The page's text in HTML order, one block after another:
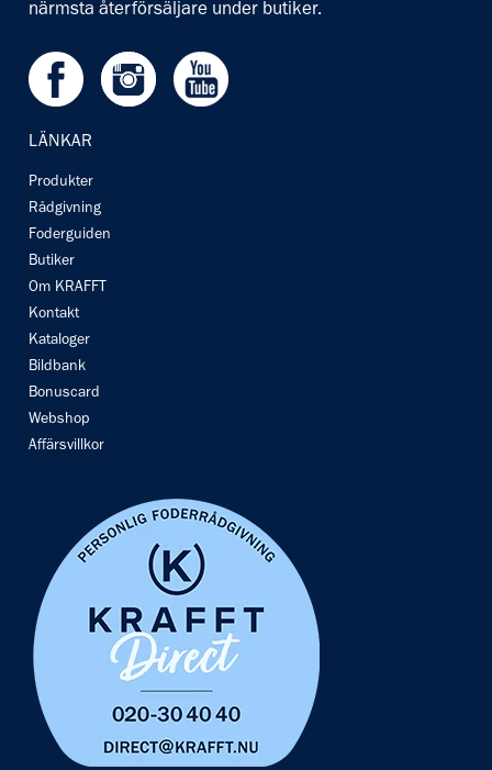
närmsta återförsäljare under butiker.
Facebook Instagram Youtube
LÄNKAR
Produkter
Rådgivning
Foderguiden
Butiker
Om KRAFFT
Kontakt
Kataloger
Bildbank
Bonuscard
Webshop
Affärsvillkor